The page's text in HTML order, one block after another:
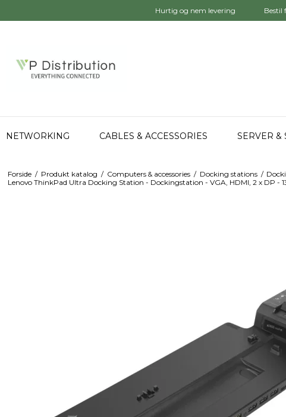
Hurtig og nem levering Bestil
NETWORKING CABLES & ACCESSORIES SERVER &
Forside / Produkt katalog / Computers & accessories / Docking stations /
Lenovo ThinkPad Ultra Docking Station - Dockingstation - VGA, HDMI, 2 x DP -